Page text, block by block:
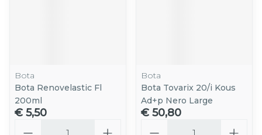
Bota
Bota Renovelastic Fl
200ml
€ 5,50
Bota
Bota Tovarix 20/i Kous
Ad+p Nero Large
€ 50,80